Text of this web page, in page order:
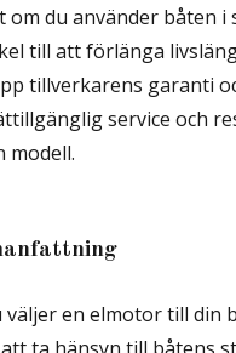
om du använder båten i
till att förlänga
tillverkarens garanti
service och
modell.
väljer en elmotor till din